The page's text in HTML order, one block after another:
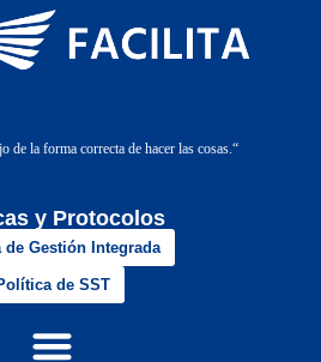
de la forma correcta de hacer las cosas.“
y Protocolos
Gestión Integrada
de SST